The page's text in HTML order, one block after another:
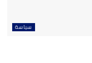
سياسة